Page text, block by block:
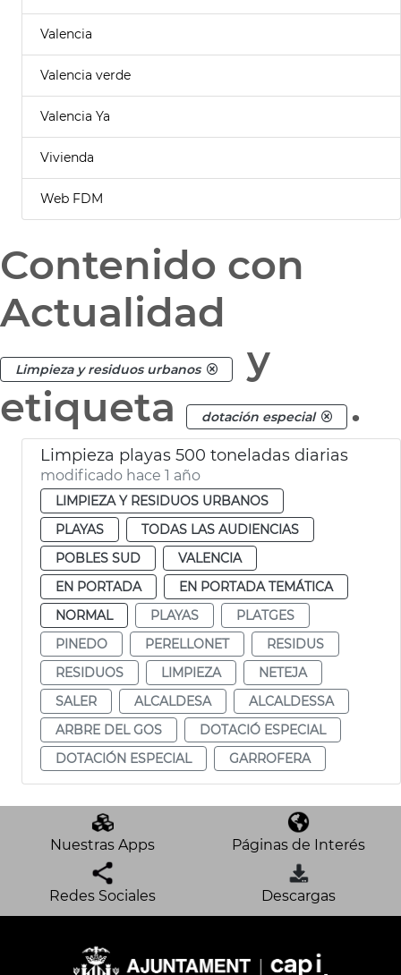
Valencia
Valencia verde
Valencia Ya
Vivienda
Web FDM
Contenido con
Actualidad
Limpieza y residuos urbanos
y
etiqueta
dotación especial .
Limpieza playas 500 toneladas diarias
modificado hace 1 año
LIMPIEZA Y RESIDUOS URBANOS
PLAYAS
TODAS LAS AUDIENCIAS
POBLES SUD
VALENCIA
EN PORTADA
EN PORTADA TEMÁTICA
NORMAL
PLAYAS
PLATGES
PINEDO
PERELLONET
RESIDUS
RESIDUOS
LIMPIEZA
NETEJA
SALER
ALCALDESA
ALCALDESSA
ARBRE DEL GOS
DOTACIÓ ESPECIAL
DOTACIÓN ESPECIAL
GARROFERA
Nuestras Apps Páginas de Interés
Redes Sociales Descargas